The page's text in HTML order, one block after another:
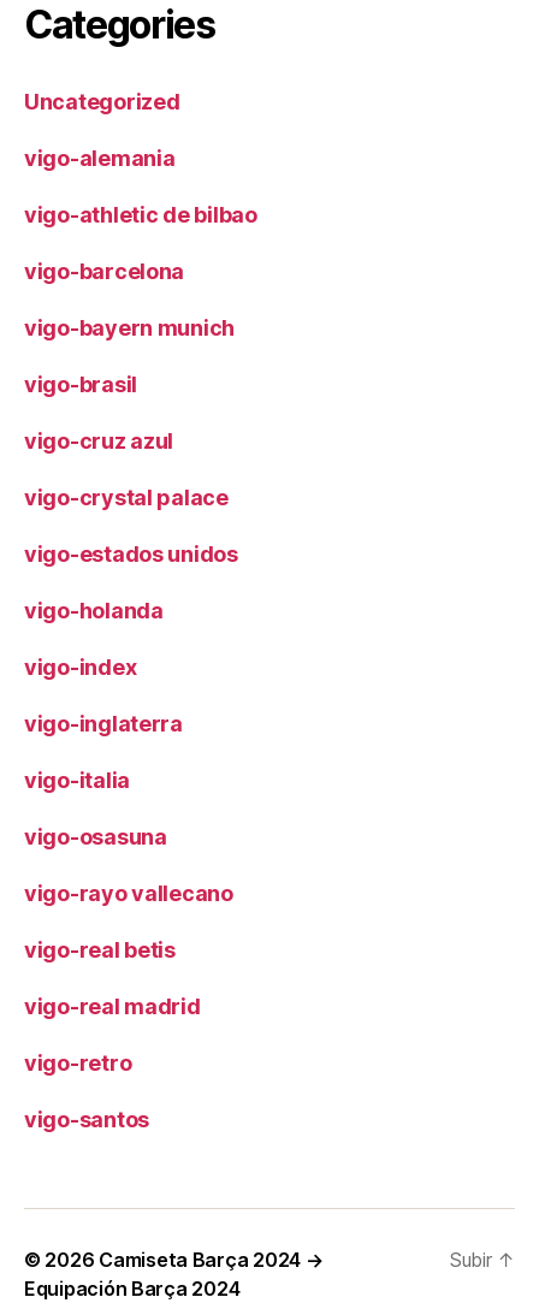
Categories
Uncategorized
vigo-alemania
vigo-athletic de bilbao
vigo-barcelona
vigo-bayern munich
vigo-brasil
vigo-cruz azul
vigo-crystal palace
vigo-estados unidos
vigo-holanda
vigo-index
vigo-inglaterra
vigo-italia
vigo-osasuna
vigo-rayo vallecano
vigo-real betis
vigo-real madrid
vigo-retro
vigo-santos
© 2026 Camiseta Barça 2024 →
Equipación Barça 2024
Subir ↑